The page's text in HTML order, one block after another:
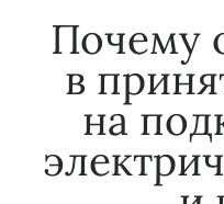
Почему
в
на